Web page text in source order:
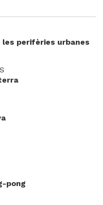
perifèries urbanes
pong